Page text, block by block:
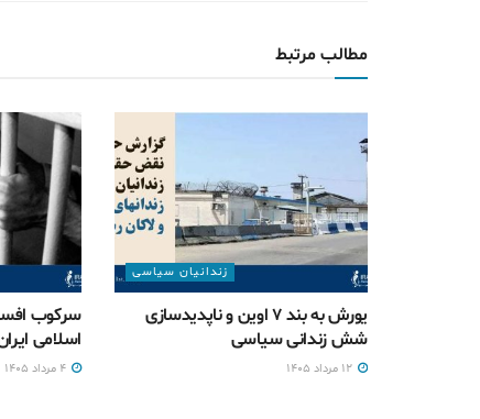
مطالب مرتبط
زندانیان سیاسی
یورش به بند ۷ اوین و ناپدیدسازی
شش زندانی سیاسی
سرکوب
اسلامی